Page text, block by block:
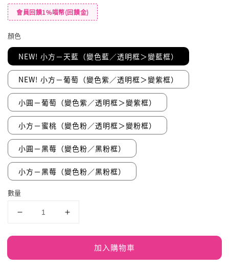
會員回饋1%喵幣(回饋金)
顏色
NEW! 小方－天藍（變色藍／透明框＞變藍框）
NEW! 小方－葡萄（變色紫／透明框＞變紫框）
小圓－葡萄（變色紫／透明框＞變紫框）
小方－蜜桃（變色粉／透明框＞變粉框）
小圓－黑莓（變色粉／黑粉框）
小方－黑莓（變色粉／黑粉框）
數量
加入購物車